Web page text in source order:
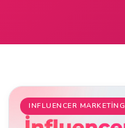
INFLUENCER MARKETING